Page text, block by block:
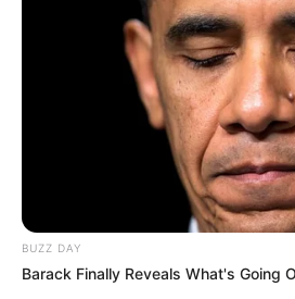
BUZZ DAY
Barack Finally Reveals What's Going